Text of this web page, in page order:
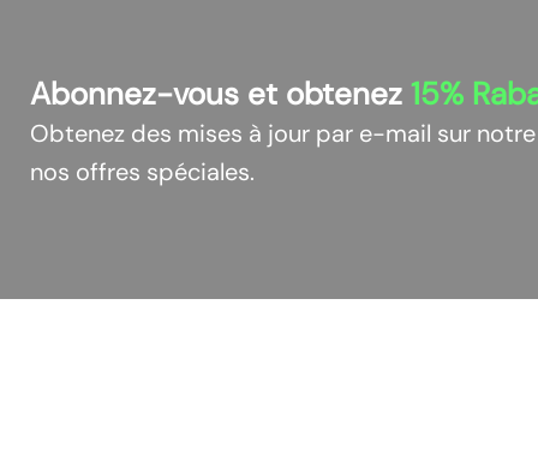
Abonnez-vous et obtenez 15%
Obtenez des mises à jour par e-mail sur
nos offres spéciales.